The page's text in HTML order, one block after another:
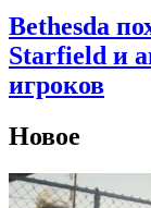
Bethesda
Starfield и
игроков
Новое